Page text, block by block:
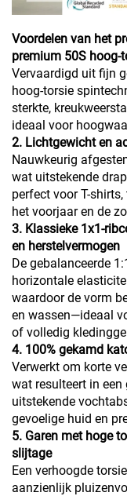
Voordelen van het
premium 50S hoog-
Vervaardigd uit fijn
hoog-torsie
sterkte,
ideaal voor
2. Lichtgewicht en
Nauwkeurig
wat uitstekende
perfect voor T-
het voorjaar en de
3. Klassieke 1x1-
en herstelvermogen
De gebalanceerde
horizontale
waardoor de vorm
en wassen—ideaal
of volledig
4. 100% gekamd
Verwerkt om korte
wat resulteert in
uitstekende
gevoelige huid en
5. Garen met hoge
slijtage
Een verhoogde
aanzienlijk